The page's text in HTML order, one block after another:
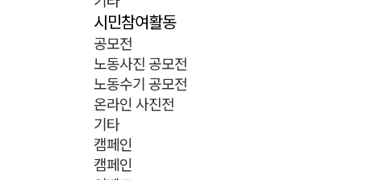
시민참여활동
공모전
노동사진 공모전
노동수기 공모전
온라인 사진전
기타
캠페인
캠페인